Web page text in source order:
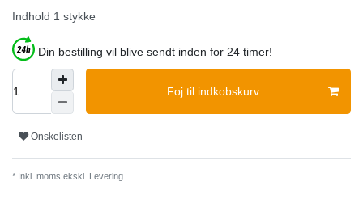
Indhold 1 stykke
Din bestilling vil blive sendt inden for 24 timer!
Foj til indkobskurv
Onskelisten
* Inkl. moms ekskl. Levering